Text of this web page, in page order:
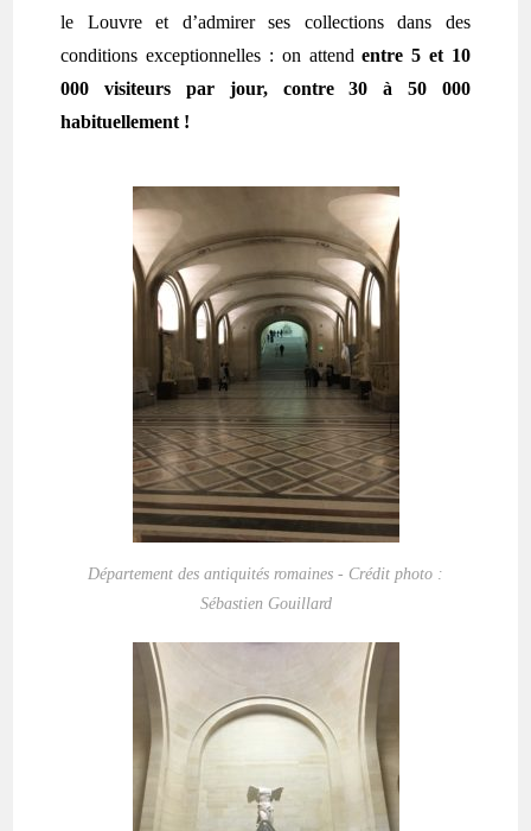
le Louvre et d’admirer ses collections dans des
conditions exceptionnelles : on attendentre 5 et 10
000 visiteurs par jour, contre 30 à 50 000
habituellement !
Département des antiquités romaines - Crédit photo :
Sébastien Gouillard